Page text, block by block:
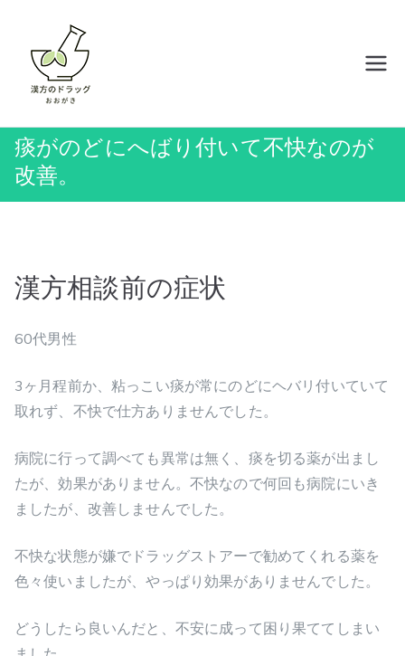
痰がのどにへばり付いて不快なのが
改善。
漢方相談前の症状
60代男性
3ヶ月程前か、粘っこい痰が常にのどにヘバリ付いていて
取れず、不快で仕方ありませんでした。
病院に行って調べても異常は無く、痰を切る薬が出まし
たが、効果がありません。不快なので何回も病院にいき
ましたが、改善しませんでした。
不快な状態が嫌でドラッグストアーで勧めてくれる薬を
色々使いましたが、やっぱり効果がありませんでした。
どうしたら良いんだと、不安に成って困り果ててしまい